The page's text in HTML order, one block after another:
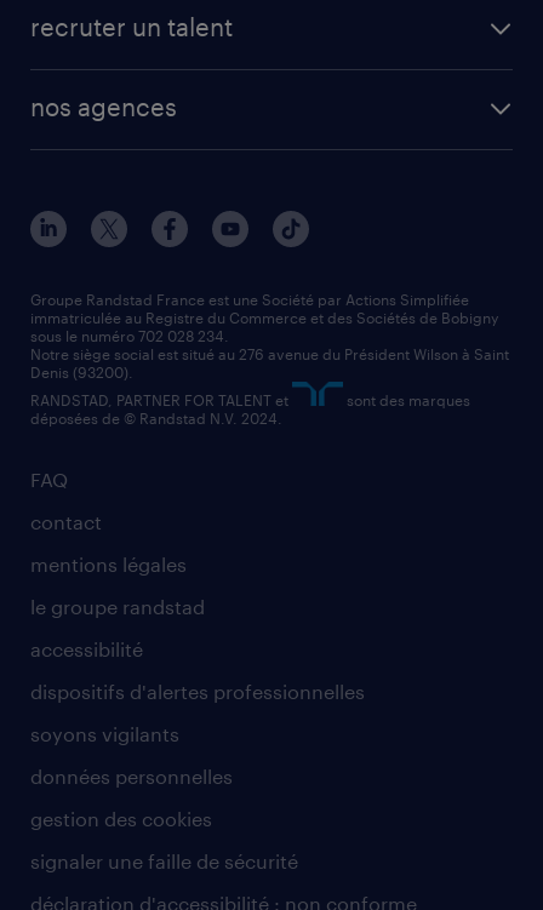
créer un compte candidat
manutentionnaire
assistant administratif
comptable
recruter un talent
solutions opérationnelles
contact entreprise
faq intérim / recrutement
nos agences
nos agences par ville
nos agences par région
nos cabinets de recrutement
FAQ
contact
mentions légales
le groupe randstad
accessibilité
dispositifs d'alertes professionnelles
soyons vigilants
données personnelles
gestion des cookies
signaler une faille de sécurité
déclaration d'accessibilité : non conforme
Groupe Randstad France est une Société par Actions Simplifiée
immatriculée au Registre du Commerce et des Sociétés de Bobigny
sous le numéro 702 028 234.
Notre siège social est situé au 276 avenue du Président Wilson à Saint
Denis (93200).
RANDSTAD, PARTNER FOR TALENT et
sont des marques
déposées de © Randstad N.V. 2024.